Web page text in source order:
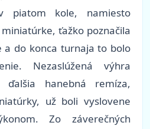
piatom kole, namiesto
ťažko poznačila
a do konca turnaja to bolo
Nezaslúžená výhra
hanebná remíza,
už boli vyslovene
Zo záverečných